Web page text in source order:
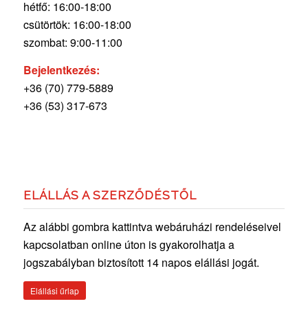
hétfő: 16:00-18:00
csütörtök: 16:00-18:00
szombat: 9:00-11:00
Bejelentkezés:
+36 (70) 779-5889
+36 (53) 317-673
ELÁLLÁS A SZERZŐDÉSTŐL
Az alábbi gombra kattintva webáruházi rendeléseivel
kapcsolatban online úton is gyakorolhatja a
jogszabályban biztosított 14 napos elállási jogát.
Elállási űrlap